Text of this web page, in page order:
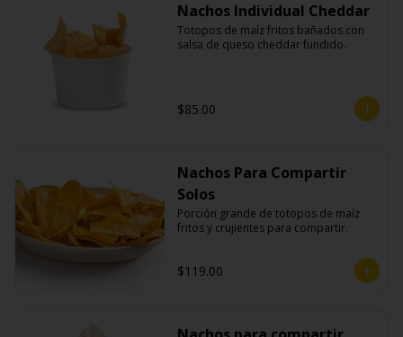
Nachos Individual Cheddar
Totopos de maíz fritos bañados con
salsa de queso cheddar fundido.
$85.00
Nachos Para Compartir
Solos
Porción grande de totopos de maíz
fritos y crujientes para compartir.
$119.00